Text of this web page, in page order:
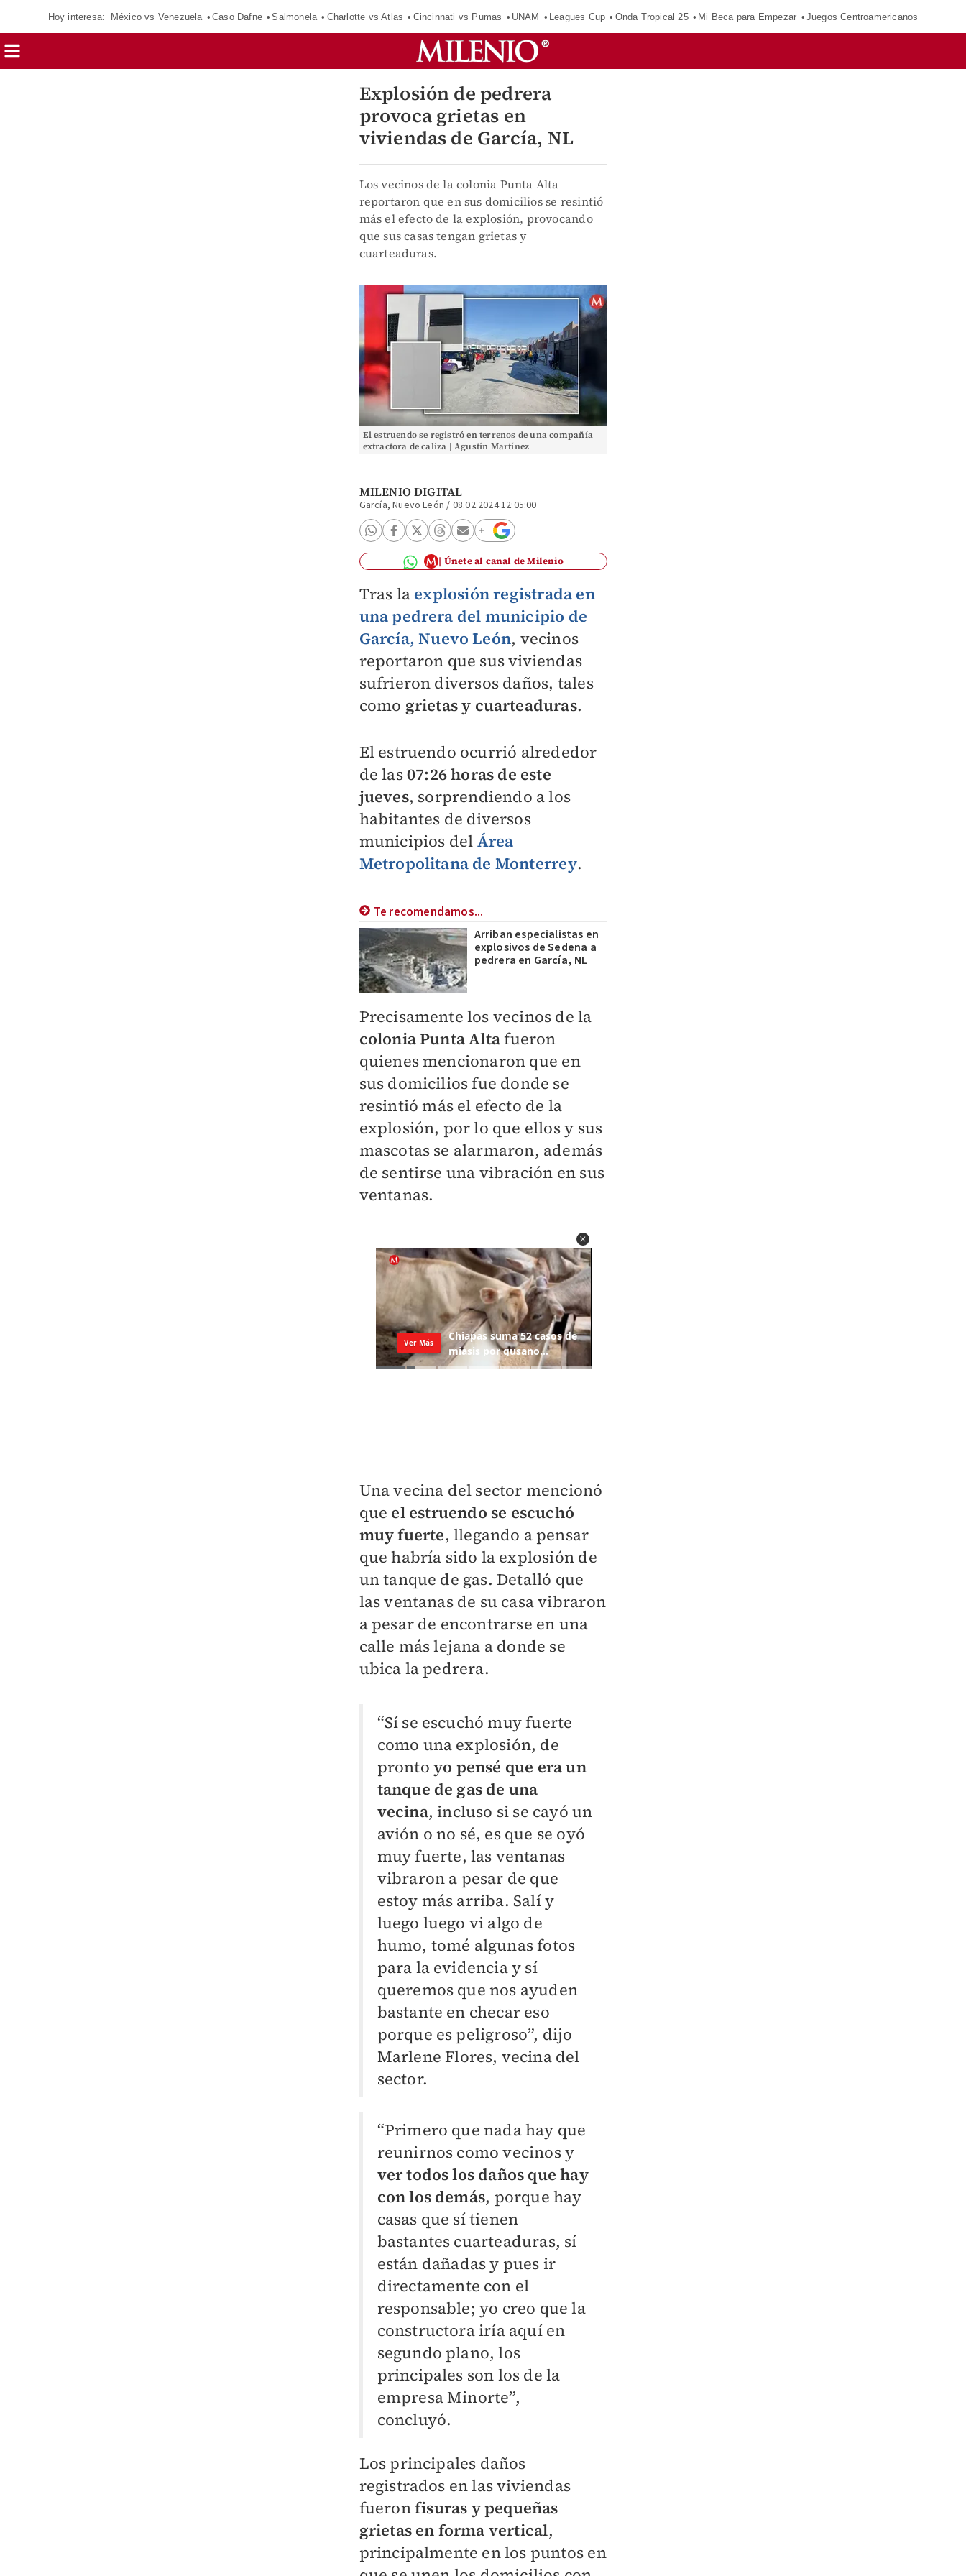
Hoy interesa: México vs Venezuela Caso Dafne Salmonela Charlotte vs Atlas Cincinnati vs Pumas UNAM Leagues Cup Onda Tropical 25 Mi Beca para Empezar Juegos Centroamericanos
Explosión de pedrera
provoca grietas en
viviendas de García, NL
Los vecinos de la colonia Punta Alta
reportaron que en sus domicilios se resintió
más el efecto de la explosión, provocando
que sus casas tengan grietas y
cuarteaduras.
El estruendo se registró en terrenos de una compañía
extractora de caliza | Agustín Martínez
MILENIO DIGITAL
García, Nuevo León / 08.02.2024 12:05:00
Únete al canal de Milenio
Tras la explosión registrada en
una pedrera del municipio de
García, Nuevo León, vecinos
reportaron que sus viviendas
sufrieron diversos daños, tales
como grietas y cuarteaduras.
El estruendo ocurrió alrededor
de las07:26 horas de este
jueves, sorprendiendo a los
habitantes de diversos
municipios del Área
Metropolitana de Monterrey.
Te recomendamos...
Arriban especialistas en
explosivos de Sedena a
pedrera en García, NL
Precisamente los vecinos de la
colonia Punta Altafueron
quienes mencionaron que en
sus domicilios fue donde se
resintió más el efecto de la
explosión, por lo que ellos y sus
mascotas se alarmaron, además
de sentirse una vibración en sus
ventanas.
Una vecina del sector mencionó
que el estruendo se escuchó
muy fuerte, llegando a pensar
que habría sido la explosión de
un tanque de gas. Detalló que
las ventanas de su casa vibraron
a pesar de encontrarse en una
calle más lejana a donde se
ubica la pedrera.
“Sí se escuchó muy fuerte
como una explosión, de
pronto yo pensé que era un
tanque de gas de una
vecina, incluso si se cayó un
avión o no sé, es que se oyó
muy fuerte, las ventanas
vibraron a pesar de que
estoy más arriba. Salí y
luego luego vi algo de
humo, tomé algunas fotos
para la evidencia y sí
queremos que nos ayuden
bastante en checar eso
porque es peligroso”, dijo
Marlene Flores, vecina del
sector.
“Primero que nada hay que
reunirnos como vecinos y
ver todos los daños que hay
con los demás, porque hay
casas que sí tienen
bastantes cuarteaduras, sí
están dañadas y pues ir
directamente con el
responsable; yo creo que la
constructora iría aquí en
segundo plano, los
principales son los de la
empresa Minorte”,
concluyó.
Los principales daños
registrados en las viviendas
fueronfisuras y pequeñas
grietas en forma vertical,
principalmente en los puntos en